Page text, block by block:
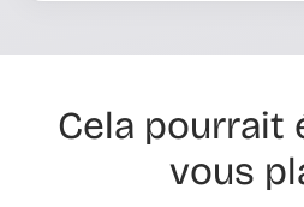
Cela pourrait
vous